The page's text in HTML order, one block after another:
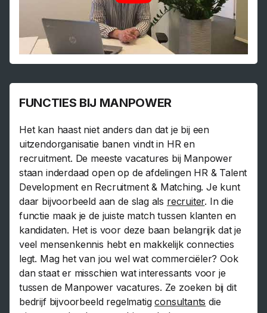
FUNCTIES BIJ MANPOWER
Het kan haast niet anders dan dat je bij een
uitzendorganisatie banen vindt in HR en
recruitment. De meeste vacatures bij Manpower
staan inderdaad open op de afdelingen HR & Talent
Development en Recruitment & Matching. Je kunt
daar bijvoorbeeld aan de slag als recruiter. In die
functie maak je de juiste match tussen klanten en
kandidaten. Het is voor deze baan belangrijk dat je
veel mensenkennis hebt en makkelijk connecties
legt. Mag het van jou wel wat commerciëler? Ook
dan staat er misschien wat interessants voor je
tussen de Manpower vacatures. Ze zoeken bij dit
bedrijf bijvoorbeeld regelmatigconsultants die